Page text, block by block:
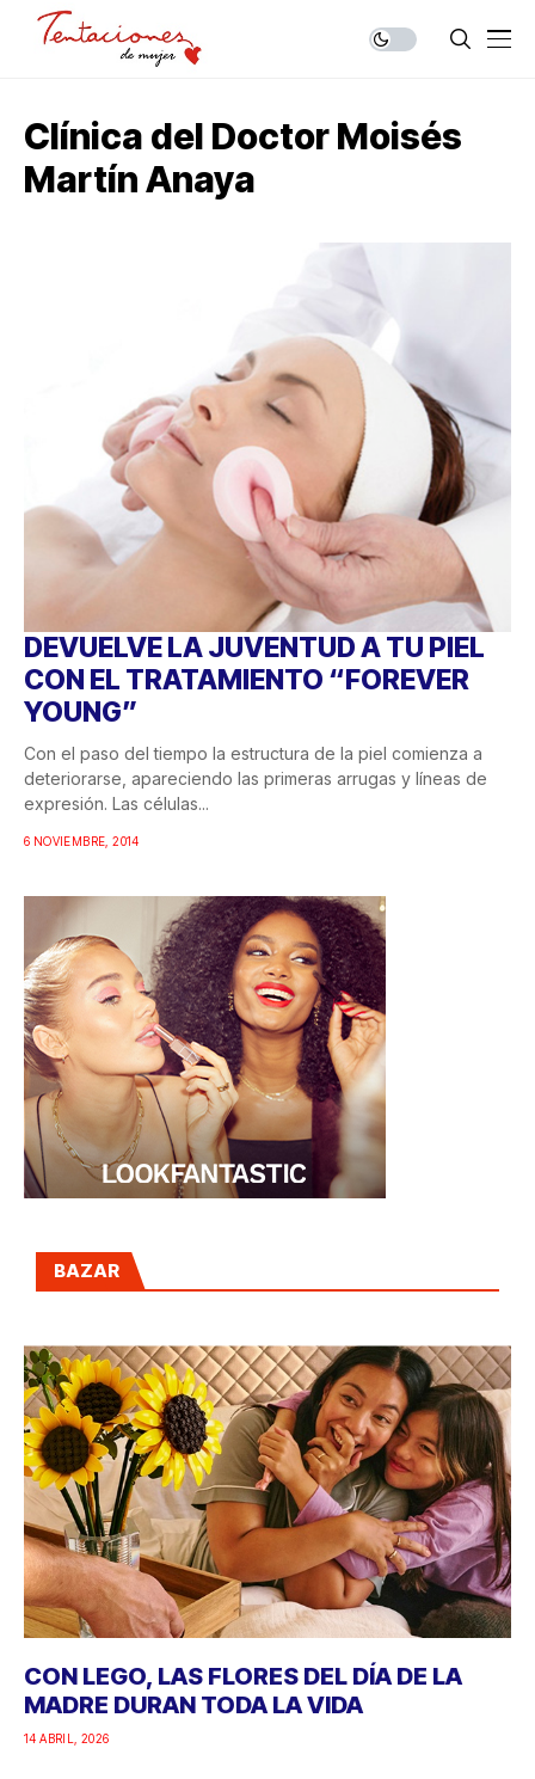
Clínica del Doctor Moisés
Martín Anaya
DEVUELVE LA JUVENTUD A TU PIEL
CON EL TRATAMIENTO “FOREVER
YOUNG”
Con el paso del tiempo la estructura de la piel comienza a
deteriorarse, apareciendo las primeras arrugas y líneas de
expresión. Las células...
6 NOVIEMBRE, 2014
BAZAR
CON LEGO, LAS FLORES DEL DÍA DE LA
MADRE DURAN TODA LA VIDA
14 ABRIL, 2026